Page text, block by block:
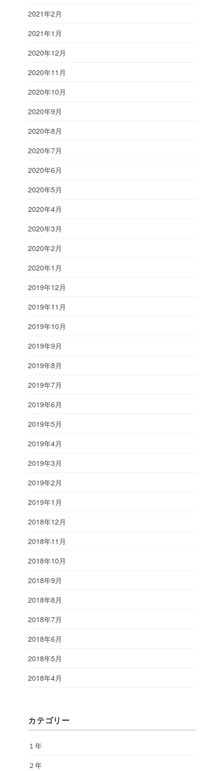
2021年2月
2021年1月
2020年12月
2020年11月
2020年10月
2020年9月
2020年8月
2020年7月
2020年6月
2020年5月
2020年4月
2020年3月
2020年2月
2020年1月
2019年12月
2019年11月
2019年10月
2019年9月
2019年8月
2019年7月
2019年6月
2019年5月
2019年4月
2019年3月
2019年2月
2019年1月
2018年12月
2018年11月
2018年10月
2018年9月
2018年8月
2018年7月
2018年6月
2018年5月
2018年4月
カテゴリー
１年
２年